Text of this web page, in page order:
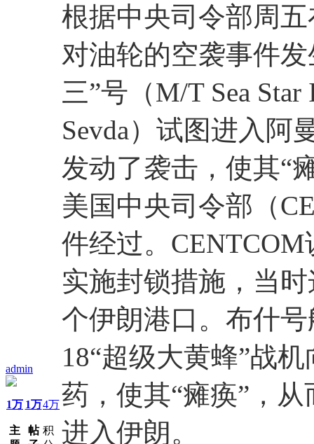
admin
1万
主
1万
帖
4万
积
根据中央司令部周
对油轮的空袭事件
三”号（M/T Sea
Sevda）试图进入阿
发动了袭击，使其“
美国中央司令部（
件经过。
实施封锁措施，当
个伊朗港口。布什
18“超级大黄蜂”战
药，使其“瘫痪”，
进入伊朗。